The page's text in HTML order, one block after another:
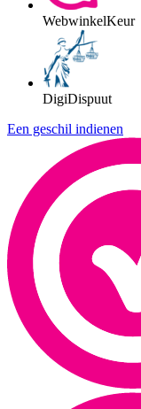
WebwinkelKeur
DigiDispuut
Een geschil indienen